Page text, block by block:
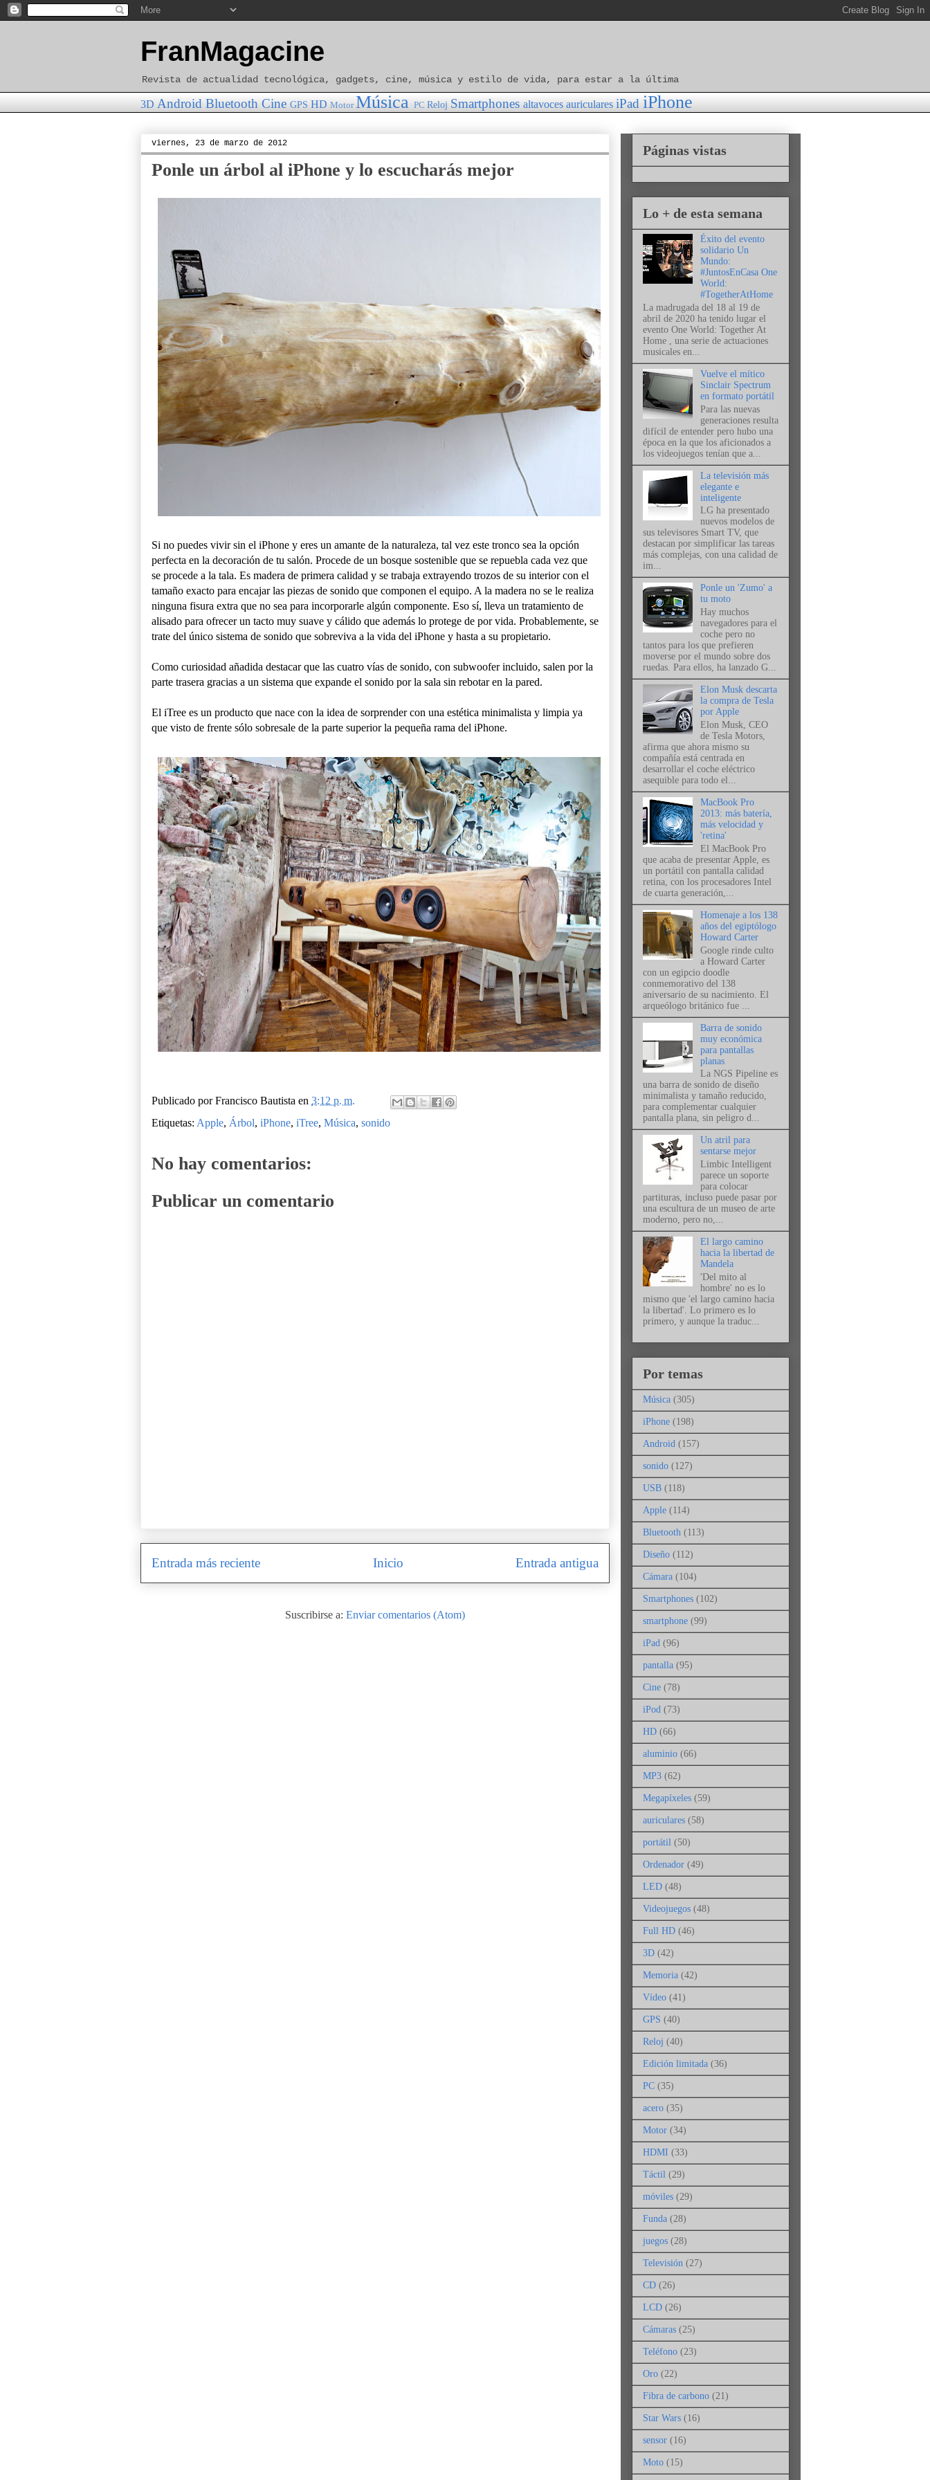
FranMagacine
Revista de actualidad tecnológica, gadgets, cine, música y estilo de vida, para estar a la última
3D Android Bluetooth Cine GPS HD Motor Música PC Reloj Smartphones altavoces auriculares iPad iPhone
viernes, 23 de marzo de 2012
Ponle un árbol al iPhone y lo escucharás mejor
Si no puedes vivir sin el iPhone y eres un amante de la naturaleza, tal vez este tronco sea la opción
perfecta en la decoración de tu salón. Procede de un bosque sostenible que se repuebla cada vez que
se procede a la tala. Es madera de primera calidad y se trabaja extrayendo trozos de su interior con el
tamaño exacto para encajar las piezas de sonido que componen el equipo. A la madera no se le realiza
ninguna fisura extra que no sea para incorporarle algún componente. Eso sí, lleva un tratamiento de
alisado para ofrecer un tacto muy suave y cálido que además lo protege de por vida. Probablemente, se
trate del único sistema de sonido que sobreviva a la vida del iPhone y hasta a su propietario.
Como curiosidad añadida destacar que las cuatro vías de sonido, con subwoofer incluido, salen por la
parte trasera gracias a un sistema que expande el sonido por la sala sin rebotar en la pared.
El iTree es un producto que nace con la idea de sorprender con una estética minimalista y limpia ya
que visto de frente sólo sobresale de la parte superior la pequeña rama del iPhone.
Publicado porFrancisco Bautista en 3:12 p. m.
Etiquetas: Apple, Árbol, iPhone, iTree, Música, sonido
No hay comentarios:
Publicar un comentario
Entrada más reciente Entrada antigua
Inicio
Suscribirse a: Enviar comentarios (Atom)
Páginas vistas
Lo + de esta semana
Éxito del evento
solidario Un
Mundo:
#JuntosEnCasa One
World:
#TogetherAtHome
La madrugada del 18 al 19 de
abril de 2020 ha tenido lugar el
evento One World: Together At
Home , una serie de actuaciones
musicales en...
Vuelve el mítico
Sinclair Spectrum
en formato portátil
Para las nuevas
generaciones resulta
difícil de entender pero hubo una
época en la que los aficionados a
los videojuegos tenían que a...
La televisión más
elegante e
inteligente
LG ha presentado
nuevos modelos de
sus televisores Smart TV, que
destacan por simplificar las tareas
más complejas, con una calidad de
im...
Ponle un 'Zumo' a
tu moto
Hay muchos
navegadores para el
coche pero no
tantos para los que prefieren
moverse por el mundo sobre dos
ruedas. Para ellos, ha lanzado G...
Elon Musk descarta
la compra de Tesla
por Apple
Elon Musk, CEO
de Tesla Motors,
afirma que ahora mismo su
compañía está centrada en
desarrollar el coche eléctrico
asequible para todo el...
MacBook Pro
2013: más batería,
más velocidad y
'retina'
El MacBook Pro
que acaba de presentar Apple, es
un portátil con pantalla calidad
retina, con los procesadores Intel
de cuarta generación,...
Homenaje a los 138
años del egiptólogo
Howard Carter
Google rinde culto
a Howard Carter
con un egipcio doodle
conmemorativo del 138
aniversario de su nacimiento. El
arqueólogo británico fue ...
Barra de sonido
muy económica
para pantallas
planas
La NGS Pipeline es
una barra de sonido de diseño
minimalista y tamaño reducido,
para complementar cualquier
pantalla plana, sin peligro d...
Un atril para
sentarse mejor
Limbic Intelligent
parece un soporte
para colocar
partituras, incluso puede pasar por
una escultura de un museo de arte
moderno, pero no,...
El largo camino
hacia la libertad de
Mandela
'Del mito al
hombre' no es lo
mismo que 'el largo camino hacia
la libertad'. Lo primero es lo
primero, y aunque la traduc...
Por temas
Música (305)
iPhone (198)
Android (157)
sonido (127)
USB (118)
Apple (114)
Bluetooth (113)
Diseño (112)
Cámara (104)
Smartphones (102)
smartphone (99)
iPad (96)
pantalla (95)
Cine (78)
iPod (73)
HD (66)
aluminio (66)
MP3 (62)
Megapíxeles (59)
auriculares (58)
portátil (50)
Ordenador (49)
LED (48)
Videojuegos (48)
Full HD (46)
3D (42)
Memoria (42)
Vídeo (41)
GPS (40)
Reloj (40)
Edición limitada (36)
PC (35)
acero (35)
Motor (34)
HDMI (33)
Táctil (29)
móviles (29)
Funda (28)
juegos (28)
Televisión (27)
CD (26)
LCD (26)
Cámaras (25)
Teléfono (23)
Oro (22)
Fibra de carbono (21)
Star Wars (16)
sensor (16)
Moto (15)